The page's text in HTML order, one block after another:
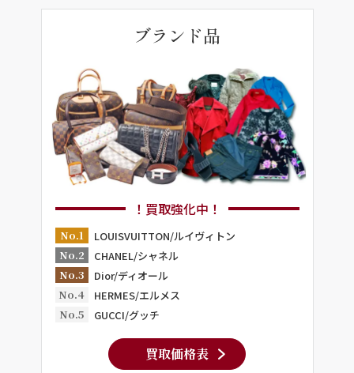
ブランド品
！買取強化中！
No.1
LOUISVUITTON/ルイヴィトン
No.2
CHANEL/シャネル
No.3
Dior/ディオール
No.4
HERMES/エルメス
No.5
GUCCI/グッチ
買取価格表